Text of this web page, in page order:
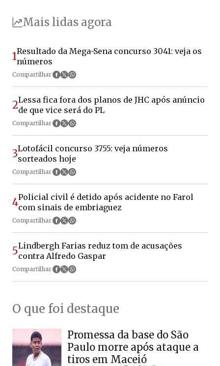
Mais lidas agora
1Resultado da Mega-Sena concurso 3041: veja os
números
Compartilhar
2Lessa fica fora dos planos de JHC após anúncio
de que vice será do PL
Compartilhar
3Lotofácil concurso 3755: veja números
sorteados hoje
Compartilhar
4Policial civil é detido após acidente no Farol
com sinais de embriaguez
Compartilhar
5Lindbergh Farias reduz tom de acusações
contra Alfredo Gaspar
Compartilhar
O que foi destaque
Promessa da base do São
Paulo morre após ataque a
tiros em Maceió